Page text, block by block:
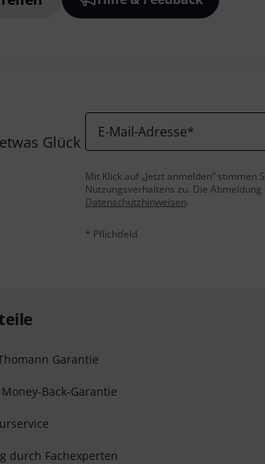
Glück
E-Mail-Adresse*
Mit Klick auf „Jetzt anmelden“
Nutzungsverhaltens zu. Die
Datenschutzhinweisen.
* Pflichtfeld
Garantie
Back-Garantie
durch Fachexperten